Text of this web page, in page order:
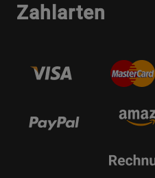
Zahlarten